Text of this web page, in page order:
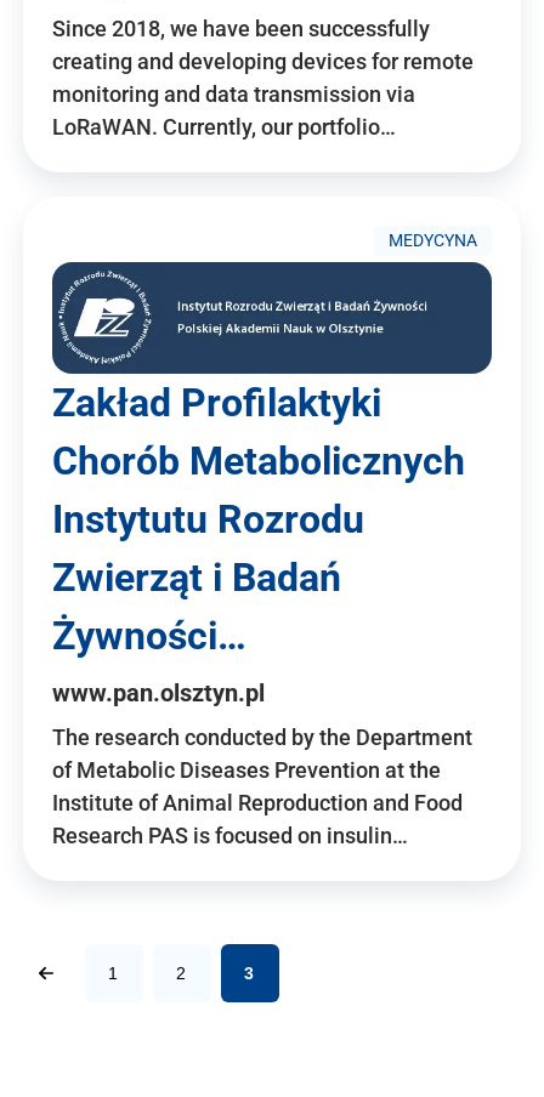
Since 2018, we have been successfully
creating and developing devices for remote
monitoring and data transmission via
LoRaWAN. Currently, our portfolio…
MEDYCYNA
Zakład Profilaktyki
Chorób Metabolicznych
Instytutu Rozrodu
Zwierząt i Badań
Żywności…
www.pan.olsztyn.pl
The research conducted by the Department
of Metabolic Diseases Prevention at the
Institute of Animal Reproduction and Food
Research PAS is focused on insulin…
1 2 3